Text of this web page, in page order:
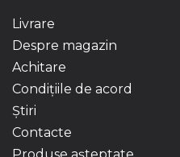
Livrare
Despre magazin
Achitare
Condițiile de acord
Știri
Contacte